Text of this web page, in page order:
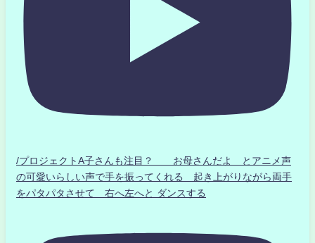
/プロジェクトA子さんも注目？ お母さんだよ とアニメ声
の可愛いらしい声で手を振ってくれる 起き上がりながら両手
をパタパタさせて 右へ左へと ダンスする